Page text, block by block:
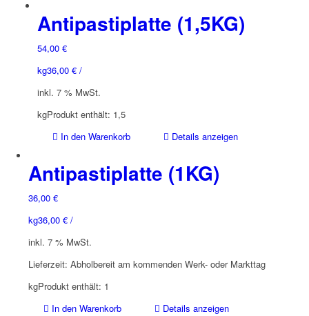
Antipastiplatte (1,5KG)
54,00 €
36,00 €/
kg
inkl. 7 % MwSt.
Produkt enthält: 1,5
kg
In den Warenkorb
Details anzeigen
Antipastiplatte (1KG)
36,00 €
36,00 €/
kg
inkl. 7 % MwSt.
Lieferzeit: Abholbereit am kommenden Werk- oder Markttag
Produkt enthält: 1
kg
In den Warenkorb
Details anzeigen